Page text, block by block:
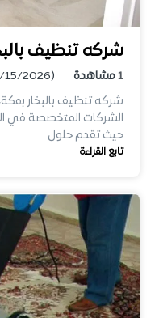
شركه تنظيف
1مشاهدة
(4/15/2026)
شركه تنظيف بالبخار
الشركات المتخصصة في
حيث تقدم حلول…
تابع القراءة